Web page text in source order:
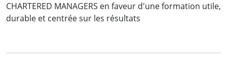
CHARTERED MANAGERS en faveur d'une formation utile,
durable et centrée sur les résultats